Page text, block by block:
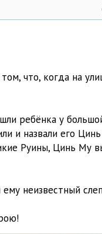
что, когда на
ребёнка у
и назвали его
Руины, Цинь Му
неизвестный